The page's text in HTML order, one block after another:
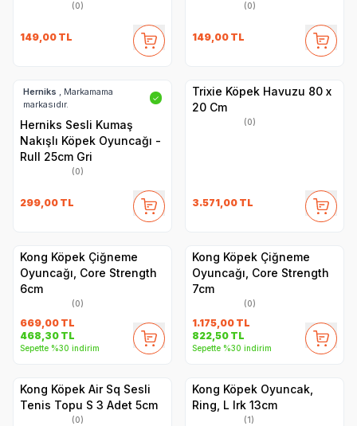
(0)
149,00 TL
(0)
149,00 TL
Herniks , Markamama
markasıdır.
✓
Herniks Sesli Kumaş
Nakışlı Köpek Oyuncağı -
Rull 25cm Gri
(0)
299,00 TL
Trixie Köpek Havuzu 80 x
20 Cm
(0)
3.571,00 TL
Kong Köpek Çiğneme
Oyuncağı, Core Strength
6cm
(0)
669,00 TL
468,30 TL
Sepette %30 indirim
Kong Köpek Çiğneme
Oyuncağı, Core Strength
7cm
(0)
1.175,00 TL
822,50 TL
Sepette %30 indirim
Kong Köpek Air Sq Sesli
Tenis Topu S 3 Adet 5cm
(0)
Kong Köpek Oyuncak,
Ring, L Irk 13cm
(1)